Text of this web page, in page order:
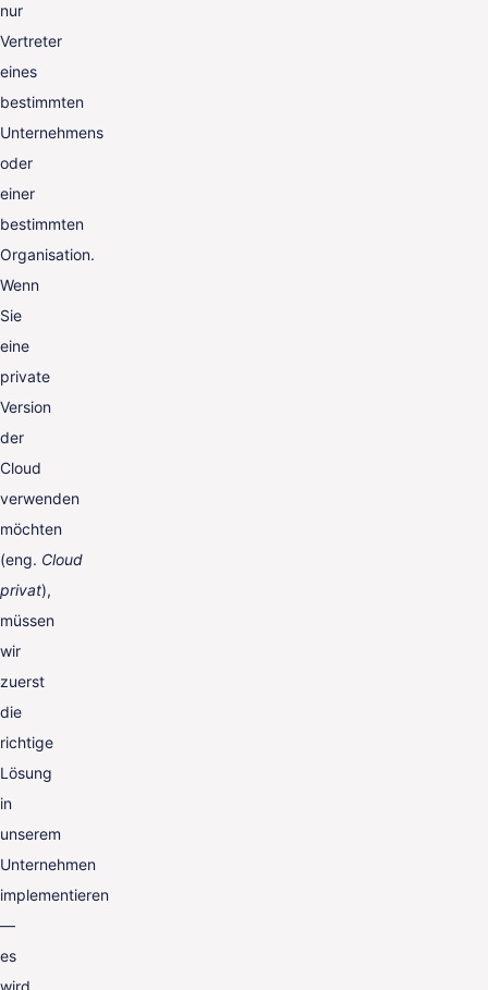
nur
Vertreter
eines
bestimmten
Unternehmens
oder
einer
bestimmten
Organisation.
Wenn
Sie
eine
private
Version
der
Cloud
verwenden
möchten
(eng. Cloud
privat),
müssen
wir
zuerst
die
richtige
Lösung
in
unserem
Unternehmen
implementieren
—
es